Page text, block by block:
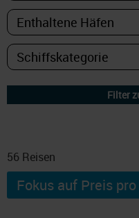
56 Reisen